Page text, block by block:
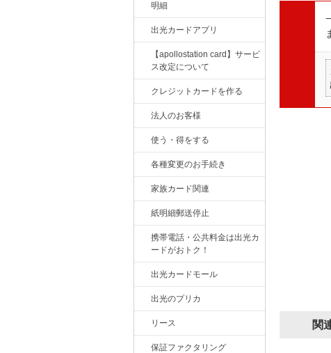
明細
出光カードアプリ
【apollostation card】サービ
ス改定について
クレジットカードを作る
法人のお客様
使う・得をする
各種変更のお手続き
家族カード関連
紙明細郵送停止
携帯電話・公共料金は出光カ
ードがおトク！
出光カードモール
出光のプリカ
リース
保証ファクタリング
関